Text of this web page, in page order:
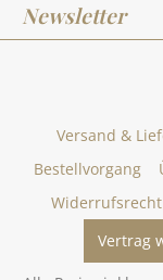
Newsletter
Versand &
Bestellvorgang
Widerrufsrecht
Vertrag